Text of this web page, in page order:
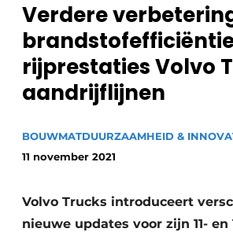
Verdere
rijprestaties Volvo
aandrijflijnen
BOUWMATDUURZAAMHEID &
11 november 2021
Volvo Trucks introduceert
nieuwe updates voor zijn 11- en